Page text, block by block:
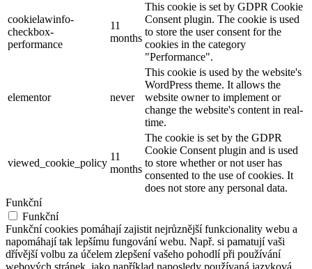
cookielawinfo-
checkbox-
performance
11
months
This cookie is set by GDPR Cookie
Consent plugin. The cookie is used
to store the user consent for the
cookies in the category
"Performance".
elementor never
This cookie is used by the website's
WordPress theme. It allows the
website owner to implement or
change the website's content in real-
time.
viewed_cookie_policy
11
months
The cookie is set by the GDPR
Cookie Consent plugin and is used
to store whether or not user has
consented to the use of cookies. It
does not store any personal data.
Funkční
Funkční
Funkční cookies pomáhají zajistit nejrůznější funkcionality webu a
napomáhají tak lepšímu fungování webu. Např. si pamatují vaši
dřívější volbu za účelem zlepšení vašeho pohodlí při používání
webových stránek, jako například naposledy používaná jazyková